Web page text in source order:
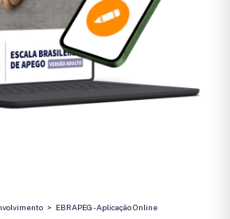
> EBRAPEG - Aplicação Online